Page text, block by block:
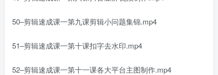
50–剪辑速成课一第九课剪辑小问题集锦.mp4
51–剪辑速成课一第十课扣字去水印.mp4
52–剪辑速成课一第十一课各大平台主图制作.mp4